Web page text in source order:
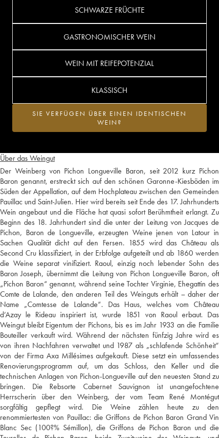
Über das Weingut
Der Weinberg von Pichon Longueville Baron, seit 2012 kurz Pichon
Baron genannt, erstreckt sich auf den schönen Garonne-Kiesböden im
Süden der Appellation, auf dem Hochplateau zwischen den Gemeinden
Pauillac und Saint-Julien. Hier wird bereits seit Ende des 17. Jahrhunderts
Wein angebaut und die Fläche hat quasi sofort Berühmtheit erlangt. Zu
Beginn des 18. Jahrhundert sind die unter der Leitung von Jacques de
Pichon, Baron de Longueville, erzeugten Weine jenen von Latour in
Sachen Qualität dicht auf den Fersen. 1855 wird das Château als
Second Cru klassifiziert, in der Erbfolge aufgeteilt und ab 1860 werden
die Weine separat vinifiziert. Raoul, einzig noch lebender Sohn des
Baron Joseph, übernimmt die Leitung von Pichon Longueville Baron, oft
„Pichon Baron“ genannt, während seine Tochter Virginie, Ehegattin des
Comte de Lalande, den anderen Teil des Weinguts erhält – daher der
Name „Comtesse de Lalande“. Das Haus, welches vom Château
d‘Azay le Rideau inspiriert ist, wurde 1851 von Raoul erbaut. Das
Weingut bleibt Eigentum der Pichons, bis es im Jahr 1933 an die Familie
Bouteiller verkauft wird. Während der nächsten fünfzig Jahre wird es
von ihren Nachfahren verwaltet und 1987 als „schlafende Schönheit“
von der Firma Axa Millésimes aufgekauft. Diese setzt ein umfassendes
Renovierungsprogramm auf, um das Schloss, den Keller und die
technischen Anlagen von Pichon-Longueville auf den neuesten Stand zu
bringen. Die Rebsorte Cabernet Sauvignon ist unangefochtene
Herrscherin über den Weinberg, der vom Team René Montégut
sorgfältig gepflegt wird. Die Weine zählen heute zu den
renommiertesten von Pauillac: die Griffons de Pichon Baron Grand Vin
Blanc Sec (100?% Sémillon), die Griffons de Pichon Baron und die
SCHWARZE FRÜCHTE
GASTRONOMISCHER WEIN
WEIN MIT REIFEPOTENZIAL
KLASSISCH
SIE VERFÜGEN ÜBER EINEN IDENTISCHEN
WEIN?